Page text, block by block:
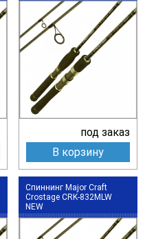
под заказ
В корзину
Спиннинг Major Craft
Crostage CRK-832MLW
NEW